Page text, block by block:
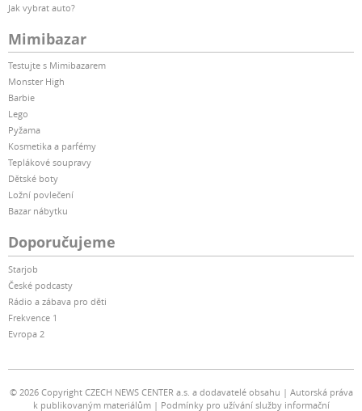
Jak vybrat auto?
Mimibazar
Testujte s Mimibazarem
Monster High
Barbie
Lego
Pyžama
Kosmetika a parfémy
Teplákové soupravy
Dětské boty
Ložní povlečení
Bazar nábytku
Doporučujeme
Starjob
České podcasty
Rádio a zábava pro děti
Frekvence 1
Evropa 2
© 2026 Copyright CZECH NEWS CENTER a.s. a dodavatelé obsahu
Autorská práva
k publikovaným materiálům
Podmínky pro užívání služby informační